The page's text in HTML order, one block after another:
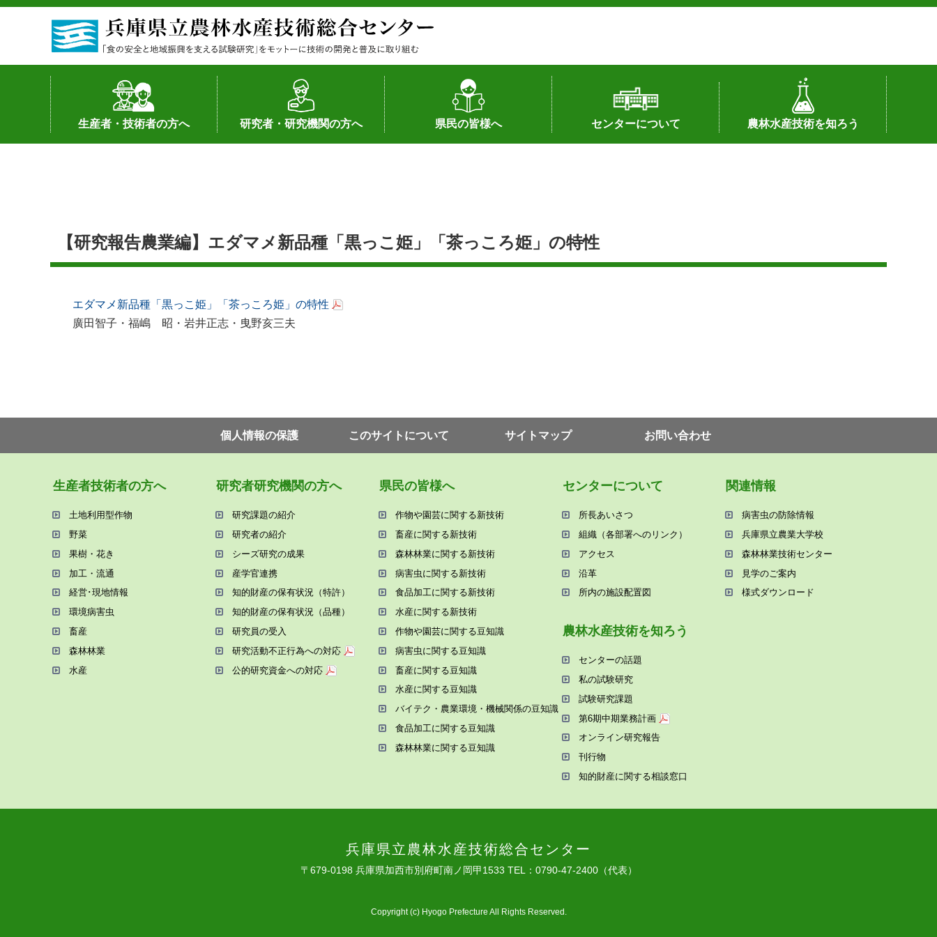
生産者・技術者の方へ
土地利用型作物
野菜
果樹・花き
加工・流通
経営･現地情報
環境病害虫
畜産
森林林業
水産
基幹種雄牛の紹介
研究者・研究機関の方へ
研究者の紹介
シーズ研究の成果
産学官連携
知的財産の保有状況（特許）
知的財産の保有状況（品種）
研究員の受入
研究活動不正行為への対応
公的研究資金への対応
県民の皆様へ
作物や園芸に関する新技術
畜産に関する新技術
森林林業に関する新技術
病害虫に関する新技術
食品加工に関する新技術
水産に関する新技術
作物や園芸に関する豆知識
病害虫に関する豆知識
畜産に関する豆知識
水産に関する豆知識
バイテク・農業環境・機械関係
食品加工に関する豆知識
森林林業に関する豆知識
センターについて
所長あいさつ
組織（各部署へのリンク）
アクセス
沿革
所内の施設配置図
農林水産技術を知ろう
センターの話題
私の試験研究
試験研究課題
第6期中期業務計画
オンライン研究報告
刊行物
知的財産に関する相談窓口
【研究報告農業編】エダマメ新品種「黒っこ姫」「茶っころ姫」の特性
エダマメ新品種「黒っこ姫」「茶っころ姫」の特性
廣田智子・福嶋 昭・岩井正志・曳野亥三夫
個⼈情報の保護 このサイトについて サイトマップ お問い合わせ
⽣産者技術者の⽅へ
⼟地利⽤型作物
野菜
果樹・花き
加⼯・流通
経営･現地情報
環境病害⾍
畜産
森林林業
⽔産
研究者研究機関の⽅へ
研究課題の紹介
研究者の紹介
シーズ研究の成果
産学官連携
知的財産の保有状況（特許）
知的財産の保有状況（品種）
研究員の受⼊
研究活動不正⾏為への対応
公的研究資金への対応
県⺠の皆様へ
作物や園芸に関する新技術
畜産に関する新技術
森林林業に関する新技術
病害⾍に関する新技術
⾷品加⼯に関する新技術
⽔産に関する新技術
作物や園芸に関する⾖知識
病害⾍に関する⾖知識
畜産に関する⾖知識
⽔産に関する⾖知識
バイテク・農業環境・機械関係の⾖知識
⾷品加⼯に関する⾖知識
森林林業に関する⾖知識
センターについて
所⻑あいさつ
組織（各部署へのリンク）
アクセス
沿⾰
所内の施設配置図
農林⽔産技術を知ろう
センターの話題
私の試験研究
試験研究課題
第6期中期業務計画
オンライン研究報告
刊⾏物
知的財産に関する相談窓⼝
関連情報
病害⾍の防除情報
兵庫県⽴農業⼤学校
森林林業技術センター
⾒学のご案内
様式ダウンロード
兵庫県⽴農林⽔産技術総合センター
〒679-0198 兵庫県加⻄市別府町南ノ岡甲1533 TEL：0790-47-2400（代表）
Copyright (c) Hyogo Prefecture All Rights Reserved.